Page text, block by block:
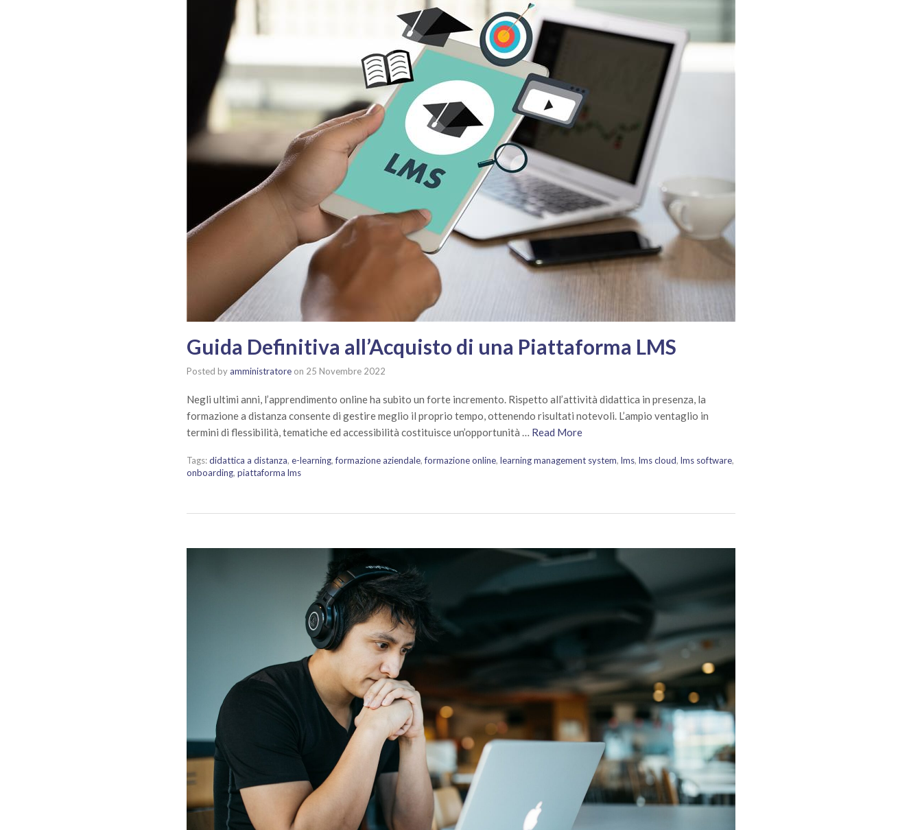
Guida Definitiva all’Acquisto di una Piattaforma LMS
Posted byamministratore on 25 Novembre 2022
Negli ultimi anni, l’apprendimento online ha subito un forte incremento. Rispetto all’attività didattica in presenza, la
formazione a distanza consente di gestire meglio il proprio tempo, ottenendo risultati notevoli. L’ampio ventaglio in
termini di flessibilità, tematiche ed accessibilità costituisce un’opportunità … Read More
Tags:didattica a distanza, e-learning,formazione aziendale,formazione online, learning management system, lms, lms cloud, lms software,
onboarding, piattaforma lms